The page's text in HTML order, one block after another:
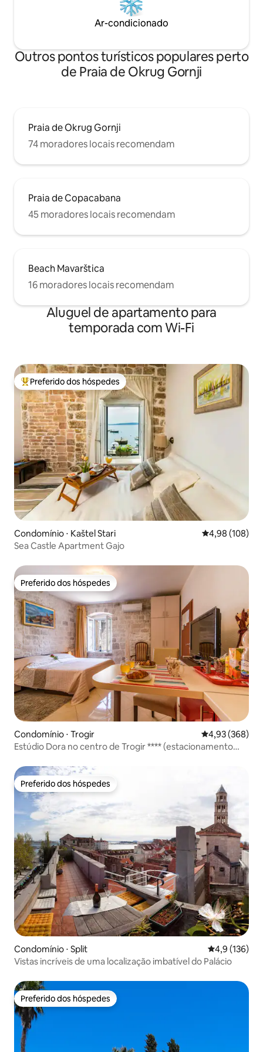
Ar-condicionado
Outros pontos turísticos populares perto
de Praia de Okrug Gornji
Praia de Okrug Gornji
74 moradores locais recomendam
Praia de Copacabana
45 moradores locais recomendam
Beach Mavarštica
16 moradores locais recomendam
Aluguel de apartamento para
temporada com Wi-Fi
Entre os melhores preferidos dos hóspedes
Preferido dos hóspedes
Condomínio ⋅ Kaštel Stari 4,98 de uma
4,98 (108)
Sea Castle Apartment Gajo
Preferido dos hóspedes
Preferido dos hóspedes
Condomínio ⋅ Trogir 4,93 de uma
4,93 (368)
Estúdio Dora no centro de Trogir **** (estacionamento
Preferido dos hóspedes
Preferido dos hóspedes
Condomínio ⋅ Split 4,9 de uma
4,9 (136)
Vistas incríveis de uma localização imbatível do Palácio
Preferido dos hóspedes
Preferido dos hóspedes